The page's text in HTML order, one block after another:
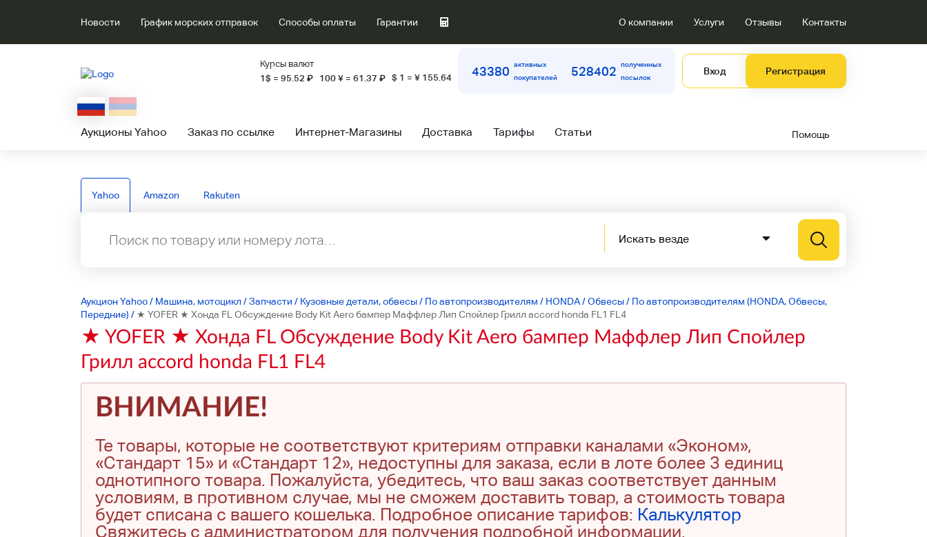
Новости График морских отправок Способы оплаты Гарантии О компании Услуги Отзывы Контакты
Курсы валют
1$ = 95.52 ₽ 100 ¥ = 61.37 ₽ $ 1 = ¥ 155.64 43380
активных
покупателей
528402
полученных
посылок
Вход Регистрация
Аукционы Yahoo Заказ по ссылке Интернет-Магазины Доставка Тарифы Статьи Помощь
Yahoo Amazon Rakuten
Аукцион Yahoo/ Машина, мотоцикл /Запчасти / Кузовные детали, обвесы/ По автопроизводителям / HONDA/Обвесы/ По автопроизводителям (HONDA, Обвесы,
Передние) / ★ YOFER ★ Хонда FL Обсуждение Body Kit Aero бампер Маффлер Лип Спойлер Грилл accord honda FL1 FL4
★ YOFER ★ Хонда FL Обсуждение Body Kit Aero бампер Маффлер Лип Спойлер
Грилл accord honda FL1 FL4
ВНИМАНИЕ!
Те товары, которые не соответствуют критериям отправки каналами «Эконом»,
«Стандарт 15» и «Стандарт 12», недоступны для заказа, если в лоте более 3 единиц
однотипного товара. Пожалуйста, убедитесь, что ваш заказ соответствует данным
условиям, в противном случае, мы не сможем доставить товар, а стоимость товара
будет списана с вашего кошелька. Подробное описание тарифов: Калькулятор
Свяжитесь с администратором для получения подробной информации.